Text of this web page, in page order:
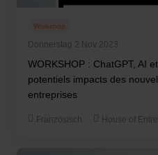
Donnerstag 2 Nov 2023
Workshop
WORKSHOP : ChatGPT, AI
potentiels impacts des
entreprises
Französisch House of